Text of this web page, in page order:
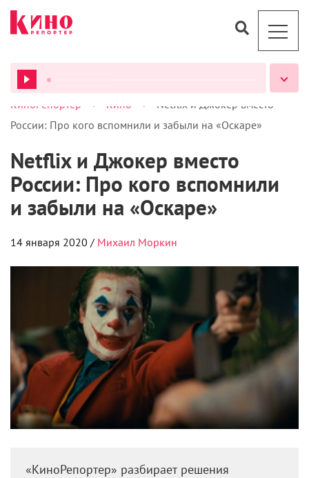
ВСЕ ПОДКАСТЫ
КиноРепортер > Кино >
Netflix и Джокер вместо
России: Про кого вспомнили и забыли на «Оскаре»
Netflix и Джокер вместо
России: Про кого вспомнили
и забыли на «Оскаре»
14 января 2020 / Михаил Моркин
«КиноРепортер» разбирает решения